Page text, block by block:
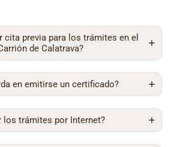
cita previa para los trámites en el
de Calatrava?
en emitirse un certificado?
los trámites por Internet?